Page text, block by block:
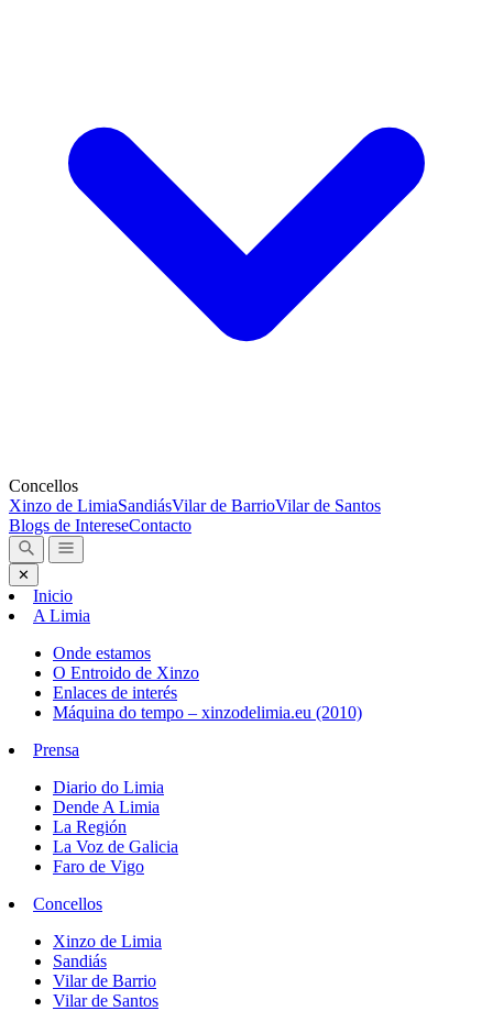
Concellos
Xinzo de LimiaSandiásVilar de BarrioVilar de Santos
Blogs de IntereseContacto
✕
Inicio
A Limia
Onde estamos
O Entroido de Xinzo
Enlaces de interés
Máquina do tempo – xinzodelimia.eu (2010)
Prensa
Diario do Limia
Dende A Limia
La Región
La Voz de Galicia
Faro de Vigo
Concellos
Xinzo de Limia
Sandiás
Vilar de Barrio
Vilar de Santos